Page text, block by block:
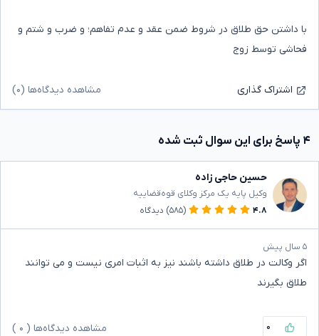
با داشتن حق طلاق در شروط ضمن عقد و عدم تفاهم؛ و ضرب و شتم و
فحاشی توسط زوج
اشتراک گذاری مشاهده دیدگاه‌ها (۰)
۴ پاسخ برای این سوال ثبت شده
حسین حاجی زاده
وکیل پایه یک مرکز وکلای قوه‌قضاییه
۴.۸
(۵۸۵) دیدگاه
۵ سال پیش
اگر وکالت در طلاق داشته باشند نیز به اثبات امری نیست و می توانند
طلاق بگیرند
۰ مشاهده دیدگاه‌ها ( ۰